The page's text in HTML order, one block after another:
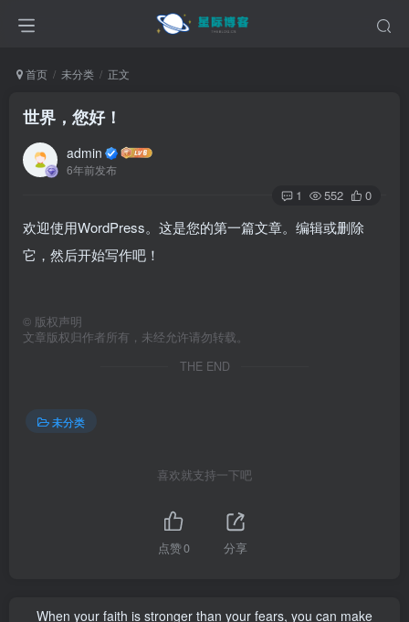
首页 未分类 正文
世界，您好！
admin
6年前发布
1 552 0
欢迎使用WordPress。这是您的第一篇文章。编辑或删除
它，然后开始写作吧！
© 版权声明
文章版权归作者所有，未经允许请勿转载。
THE END
未分类
喜欢就支持一下吧
点赞0 分享
When your faith is stronger than your fears, you can make